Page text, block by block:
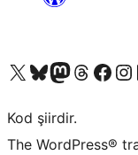
X (eski Twitter) hesabımıza bakın
Bluesky hesabımızı ziyaret edinMastodon hesabımızı ziyaret edinThreads hesabımızı ziyaret edinFacebook sayfamızı ziyaret edin
Instagram
Kod şiirdir.
The WordPress®